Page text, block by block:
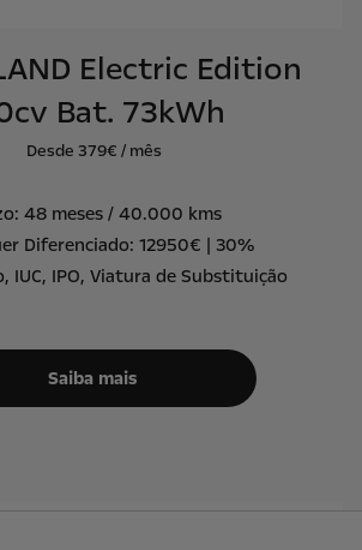
Electric Edition
Bat. 73kWh
Desde 379€ / mês
48 meses / 40.000 kms
Diferenciado: 12950€ | 30%
IUC, IPO, Viatura de Substituição
Saiba mais